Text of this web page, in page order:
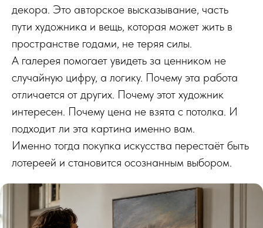
декора. Это авторское высказывание, часть
пути художника и вещь, которая может жить в
пространстве годами, не теряя силы.
А галерея помогает увидеть за ценником не
случайную цифру, а логику. Почему эта работа
отличается от других. Почему этот художник
интересен. Почему цена не взята с потолка. И
подходит ли эта картина именно вам.
Именно тогда покупка искусства перестаёт быть
лотереей и становится осознанным выбором.